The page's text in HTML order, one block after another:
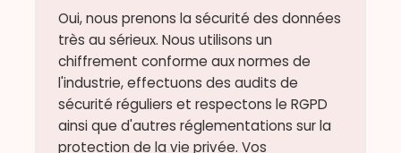
Oui, nous prenons la sécurité des données
très au sérieux. Nous utilisons un
chiffrement conforme aux normes de
l'industrie, effectuons des audits de
sécurité réguliers et respectons le RGPD
ainsi que d'autres réglementations sur la
protection de la vie privée. Vos